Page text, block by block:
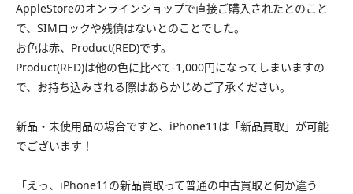
AppleStoreのオンラインショップで直接ご購入されたとのこと
で、SIMロックや残債はないとのことでした。
お色は赤、Product(RED)です。
Product(RED)は他の色に比べて-1,000円になってしまいますの
で、お持ち込みされる際はあらかじめご了承ください。
新品・未使用品の場合ですと、iPhone11は「新品買取」が可能
でございます！
「えっ、iPhone11の新品買取って普通の中古買取と何か違う